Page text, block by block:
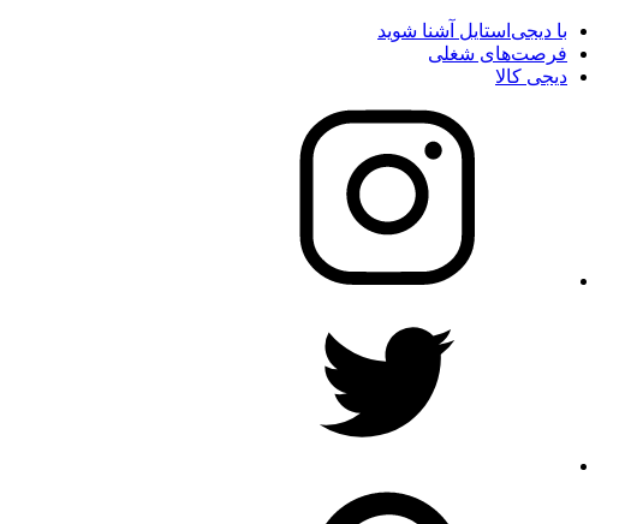
با دیجی‌استایل آشنا شوید
فرصت‌های شغلی
دیجی کالا